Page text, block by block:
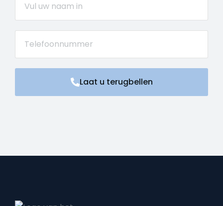
Laat u terugbellen